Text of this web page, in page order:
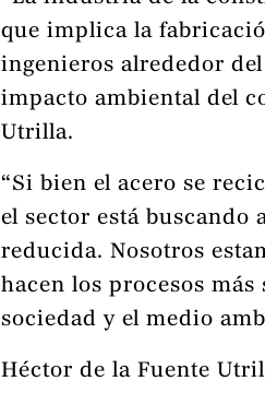
que implica la
ingenieros alrededor
impacto ambiental del
Utrilla.
“Si bien el acero se
el sector está buscando
reducida. Nosotros
hacen los procesos
sociedad y el medio
Héctor de la Fuente